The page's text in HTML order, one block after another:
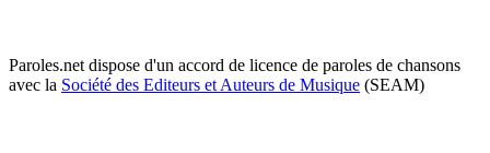
Paroles.net dispose d'un accord de licence de paroles de chansons
avec la Société des Editeurs et Auteurs de Musique (SEAM)